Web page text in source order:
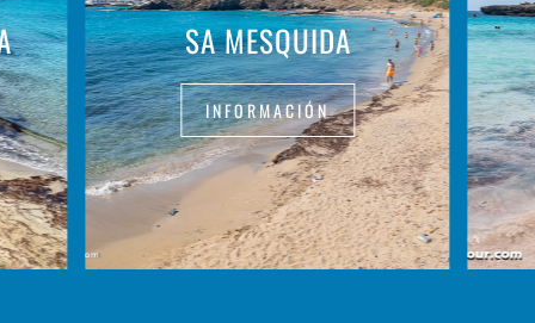
SA MESQUIDA
INFORMACIÓN